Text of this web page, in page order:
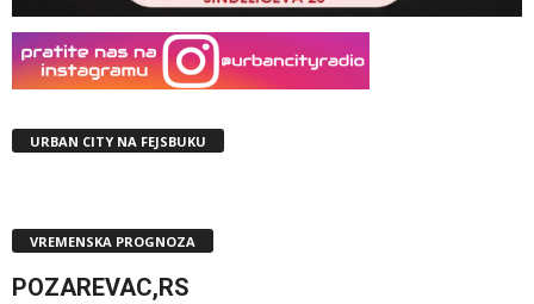
URBAN CITY NA FEJSBUKU
VREMENSKA PROGNOZA
POZAREVAC,RS